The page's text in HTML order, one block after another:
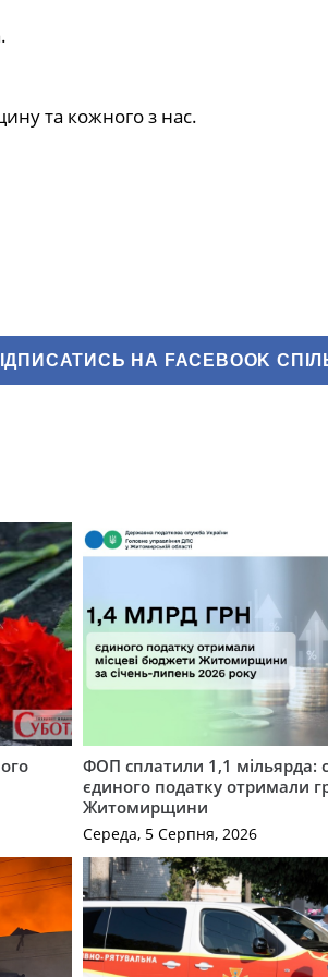
та кожного з нас.
НА FACEBOOK
ФОП сплатили 1,1 мільярда:
єдиного податку отримали
Житомирщини
Середа, 5 Серпня, 2026